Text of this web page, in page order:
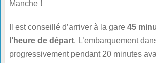
Manche !
Il est conseillé d’arriver à la gare 45
l’heure de départ. L’embarquement
progressivement pendant 20 minutes